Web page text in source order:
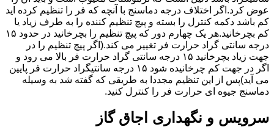
عوض کرد.اگر اختلاف درجه دماسنج با آنچه که فر را تنظیم کرده اید
کم باشد دکمه کنترل را بسته و پیچ تنظیم کننده را به طرف زیاد یا
کم بچرخانید.هر یک چهارم دور که پیچ تنظیم را بچرخانید در حدود ۱۵
درجه سانتی گراد حرارت فر تغییر می کند.(اگر پیچ تنظیم را در
جهت زیاد بچرخانید ۱۵ درجه سانتی گراد حرارت فر بالا می رود و
اگر در جهت کم چرخانیده شود ۱۵ درجه سانتیگراد حرارت فر پایین
می آید)پس از این تنظیم مجددا به طریقی که گفته شد به وسیله
دماسنج جیوه ای حرارت فر را کنترل کنید.
سرویس و نگهداری اجاق گاز